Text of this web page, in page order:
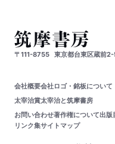
〒111-8755 東京都台東区蔵前
会社概要会社ロゴ・銘板について
太宰治賞太宰治と筑摩書房
お問い合わせ著作権について出版
リンク集サイトマップ